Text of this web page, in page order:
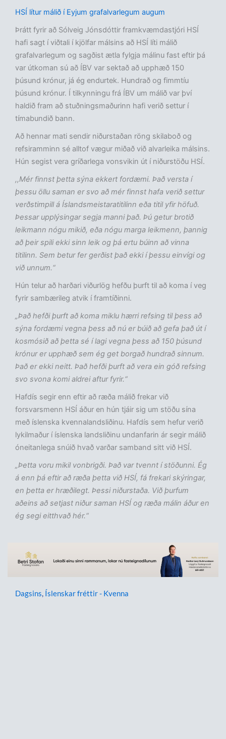
HSÍ lítur málið í Eyjum grafalvarlegum augum
Þrátt fyrir að Sólveig Jónsdóttir framkvæmdastjóri HSÍ
hafi sagt í viðtali í kjölfar málsins að HSÍ líti málið
grafalvarlegum og sagðist ætla fylgja málinu fast eftir þá
var útkoman sú að ÍBV var sektað að upphæð 150
þúsund krónur, já ég endurtek. Hundrað og fimmtíu
þúsund krónur. Í tilkynningu frá ÍBV um málið var því
haldið fram að stuðningsmaðurinn hafi verið settur í
tímabundið bann.
Að hennar mati sendir niðurstaðan röng skilaboð og
refsiramminn sé alltof vægur miðað við alvarleika málsins.
Hún segist vera gríðarlega vonsvikin út í niðurstöðu HSÍ.
,,Mér finnst þetta sýna ekkert fordæmi. Það versta í
þessu öllu saman er svo að mér finnst hafa verið settur
verðstimpill á Íslandsmeistaratitilinn eða titil yfir höfuð.
Þessar upplýsingar segja manni það. Þú getur brotið
leikmann nógu mikið, eða nógu marga leikmenn, þannig
að þeir spili ekki sinn leik og þá ertu búinn að vinna
titilinn. Sem betur fer gerðist það ekki í þessu einvígi og
við unnum.“
Hún telur að harðari viðurlög hefðu þurft til að koma í veg
fyrir sambærileg atvik í framtíðinni.
„Það hefði þurft að koma miklu hærri refsing til þess að
sýna fordæmi vegna þess að nú er búið að gefa það út í
kosmósið að þetta sé í lagi vegna þess að 150 þúsund
krónur er upphæð sem ég get borgað hundrað sinnum.
Það er ekki neitt. Það hefði þurft að vera ein góð refsing
svo svona komi aldrei aftur fyrir.“
Hafdís segir enn eftir að ræða málið frekar við
forsvarsmenn HSÍ áður en hún tjáir sig um stöðu sína
með íslenska kvennalandsliðinu. Hafdís sem hefur verið
lykilmaður í íslenska landsliðinu undanfarin ár segir málið
óneitanlega snúið hvað varðar samband sitt við HSÍ.
„Þetta voru mikil vonbrigði. Það var tvennt í stöðunni. Ég
á enn þá eftir að ræða þetta við HSÍ, fá frekari skýringar,
en þetta er hræðilegt. Þessi niðurstaða. Við þurfum
aðeins að setjast niður saman HSÍ og ræða málin áður en
ég segi eitthvað hér.“
Dagsins, Íslenskar fréttir - Kvenna